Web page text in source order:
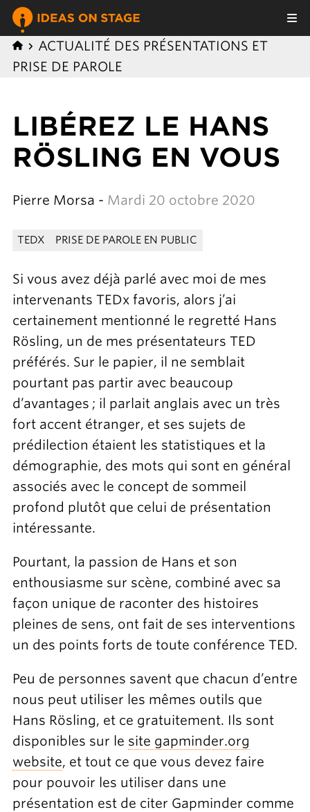
ACTUALITÉ DES PRÉSENTATIONS ET
PRISE DE PAROLE
LIBÉREZ LE HANS
RÖSLING EN VOUS
Pierre Morsa - Mardi 20 octobre 2020
TEDX PRISE DE PAROLE EN PUBLIC
Si vous avez déjà parlé avec moi de mes
intervenants TEDx favoris, alors j’ai
certainement mentionné le regretté Hans
Rösling, un de mes présentateurs TED
préférés. Sur le papier, il ne semblait
pourtant pas partir avec beaucoup
d’avantages ; il parlait anglais avec un très
fort accent étranger, et ses sujets de
prédilection étaient les statistiques et la
démographie, des mots qui sont en général
associés avec le concept de sommeil
profond plutôt que celui de présentation
intéressante.
Pourtant, la passion de Hans et son
enthousiasme sur scène, combiné avec sa
façon unique de raconter des histoires
pleines de sens, ont fait de ses interventions
un des points forts de toute conférence TED.
Peu de personnes savent que chacun d’entre
nous peut utiliser les mêmes outils que
Hans Rösling, et ce gratuitement. Ils sont
disponibles sur le site gapminder.org
website, et tout ce que vous devez faire
pour pouvoir les utiliser dans une
présentation est de citer Gapminder comme